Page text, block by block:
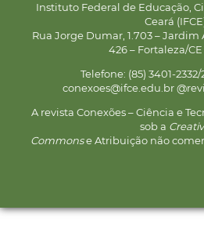
Instituto Federal de Educação,
Ceará
Rua Jorge Dumar, 1.703 – Jardim
426 – Fortaleza/
Telefone: (85) 3401-
conexoes@ifce.edu.br
A revista Conexões – Ciência e
sob a
Commonse Atribuição não